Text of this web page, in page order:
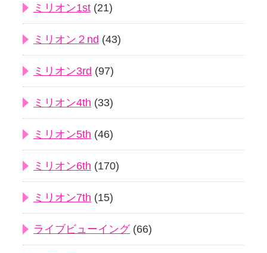
ミリオン1st (21)
ミリオン２nd (43)
ミリオン3rd (97)
ミリオン4th (33)
ミリオン5th (46)
ミリオン6th (170)
ミリオン7th (15)
ライブビューイング(66)